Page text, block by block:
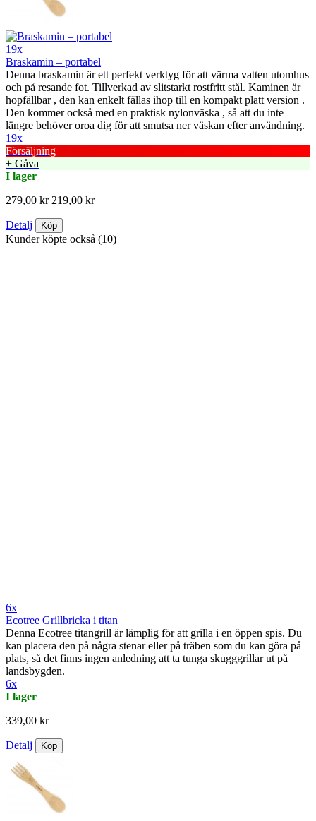
19x
Braskamin – portabel
Denna braskamin är ett perfekt verktyg för att värma vatten utomhus
och på resande fot. Tillverkad av slitstarkt rostfritt stål. Kaminen är
hopfällbar , den kan enkelt fällas ihop till en kompakt platt version .
Den kommer också med en praktisk nylonväska , så att du inte
längre behöver oroa dig för att smutsa ner väskan efter användning.
19x
Försäljning
+ Gåva
I lager
279,00 kr 219,00 kr
Detalj Köp
Kunder köpte också (10)
6x
Ecotree Grillbricka i titan
Denna Ecotree titangrill är lämplig för att grilla i en öppen spis. Du
kan placera den på några stenar eller på träben som du kan göra på
plats, så det finns ingen anledning att ta tunga skugggrillar ut på
landsbygden.
6x
I lager
339,00 kr
Detalj Köp